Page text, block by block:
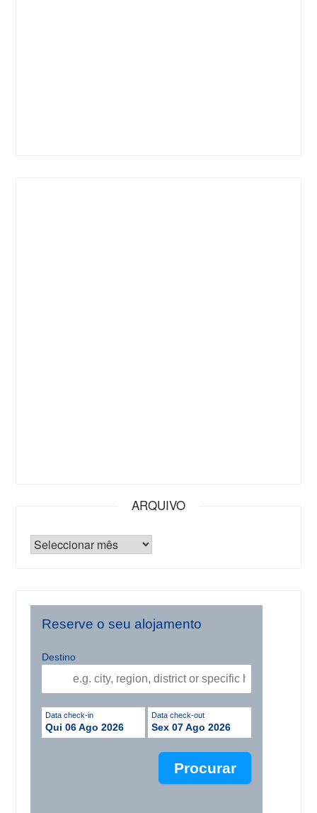
ARQUIVO
Reserve o seu alojamento
Destino
Data check-in
Qui 06 Ago 2026
Data check-out
Sex 07 Ago 2026